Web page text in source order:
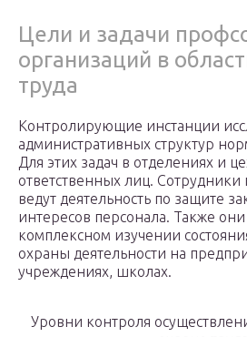
Цели и задачи
организаций в
труда
Контролирующие инстанции
административных структур
Для этих задач в отделениях и
ответственных лиц.
ведут деятельность по защите
интересов персонала. Также они
комплексном изучении
охраны деятельности на
учреждениях, школах.
Уровни контроля